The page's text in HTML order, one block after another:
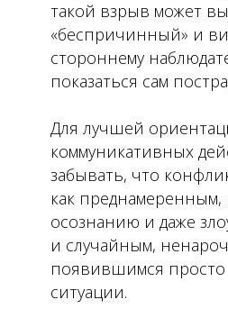
такой взрыв может
«беспричинный» и
стороннему
показаться сам
Для лучшей
коммуникативных
забывать, что
как
осознанию и даже
и случайным,
появившимся
ситуации.